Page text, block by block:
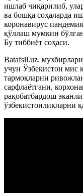
ишлаб чиқарилиб,
ва бошқа соҳаларда
коронавирус
қўллаш мумкин
Бу тиббиёт соҳаси.
Batafsil.uz.
учун Ўзбекистон мис
тармоқларни
сарфлаётгани,
рақобатбардош
ўзбекистонликларни